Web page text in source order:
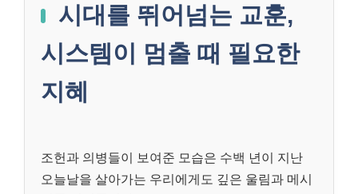
시대를 뛰어넘는 교훈,
시스템이 멈출 때 필요한
지혜
조헌과 의병들이 보여준 모습은 수백 년이 지난
오늘날을 살아가는 우리에게도 깊은 울림과 메시